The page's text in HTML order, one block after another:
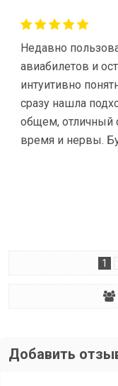
Недавно
авиабилетов и
интуитивно
сразу нашла
общем, отличный
время и нервы.
1
Добавить